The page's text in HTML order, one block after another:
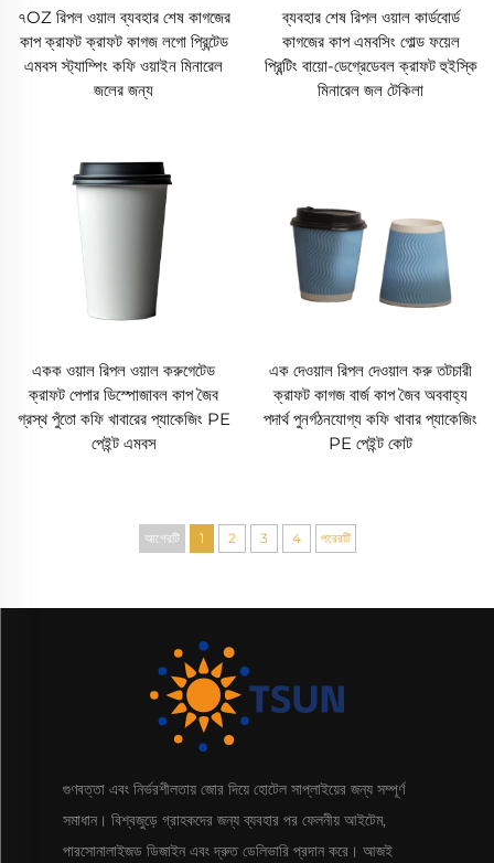
৭OZ রিপল ওয়াল ব্যবহার শেষ কাগজের
কাপ ক্রাফট ক্রাফট কাগজ লগো প্রিন্টেড
এমবস স্ট্যাম্পিং কফি ওয়াইন মিনারেল
জলের জন্য
ব্যবহার শেষ রিপল ওয়াল কার্ডবোর্ড
কাগজের কাপ এমবসিং গোল্ড ফয়েল
প্রিন্টিং বায়ো-ডেগ্রেডেবল ক্রাফট হুইস্কি
মিনারেল জল টেকিলা
একক ওয়াল রিপল ওয়াল করুগেটেড
ক্রাফট পেপার ডিস্পোজাবল কাপ জৈব
গ্রস্থ পুঁতো কফি খাবারের প্যাকেজিং PE
পেইন্ট এমবস
এক দেওয়াল রিপল দেওয়াল করু তটচারী
ক্রাফট কাগজ বার্জ কাপ জৈব অববাহ্য
পদার্থ পুনর্গঠনযোগ্য কফি খাবার প্যাকেজিং
PE পেইন্ট কোট
আগেরটি 1 2 3 4 পরেরটি
গুণবত্তা এবং নির্ভরশীলতায় জোর দিয়ে হোটেল সাপ্লাইয়ের জন্য সম্পূর্ণ
সমাধান। বিশ্বজুড়ে গ্রাহকদের জন্য ব্যবহার পর ফেলনীয় আইটেম,
পারসোনালাইজড ডিজাইন এবং দ্রুত ডেলিভারি প্রদান করে। আজই